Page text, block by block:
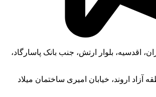
اقدسیه، بلوار ارتش، جنب بانک پاسارگاد،
آزاد اروند، خیابان امیری ساختمان میلاد